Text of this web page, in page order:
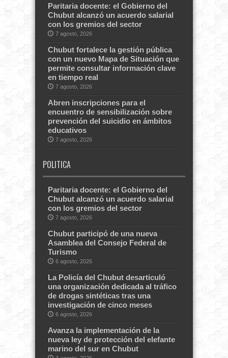
Paritaria docente: el Gobierno del
Chubut alcanzó un acuerdo salarial
con los gremios del sector
7 agosto, 2026
Chubut fortalece la gestión pública
con un nuevo Mapa de Situación que
permite consultar información clave
en tiempo real
7 agosto, 2026
Abren inscripciones para el
encuentro de sensibilización sobre
prevención del suicidio en ámbitos
educativos
7 agosto, 2026
POLITICA
Paritaria docente: el Gobierno del
Chubut alcanzó un acuerdo salarial
con los gremios del sector
7 agosto, 2026
Chubut participó de una nueva
Asamblea del Consejo Federal de
Turismo
6 agosto, 2026
La Policía del Chubut desarticuló
una organización dedicada al tráfico
de drogas sintéticas tras una
investigación de cinco meses
6 agosto, 2026
Avanza la implementación de la
nueva ley de protección del elefante
marino del sur en Chubut